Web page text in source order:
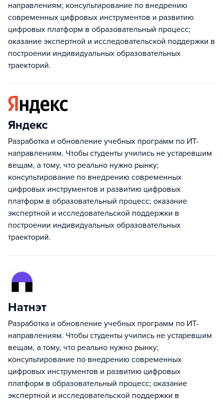
направлениям; консультирование по внедрению
современных цифровых инструментов и развитию
цифровых платформ в образовательный процесс;
оказание экспертной и исследовательской поддержки в
построении индивидуальных образовательных
траекторий.
Яндекс
Разработка и обновление учебных программ по ИТ-
направлениям. Чтобы студенты учились не устаревшим
вещам, а тому, что реально нужно рынку;
консультирование по внедрению современных
цифровых инструментов и развитию цифровых
платформ в образовательный процесс; оказание
экспертной и исследовательской поддержки в
построении индивидуальных образовательных
траекторий.
Натнэт
Разработка и обновление учебных программ по ИТ-
направлениям. Чтобы студенты учились не устаревшим
вещам, а тому, что реально нужно рынку;
консультирование по внедрению современных
цифровых инструментов и развитию цифровых
платформ в образовательный процесс; оказание
экспертной и исследовательской поддержки в